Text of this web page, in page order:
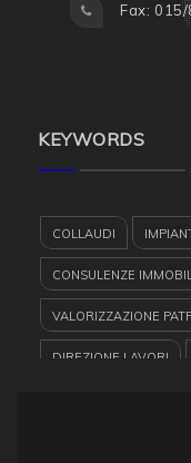
Fax:
KEYWORDS
COLLAUDI
CONSULENZE
VALORIZZAZIONE
DIREZIONE LAVORI